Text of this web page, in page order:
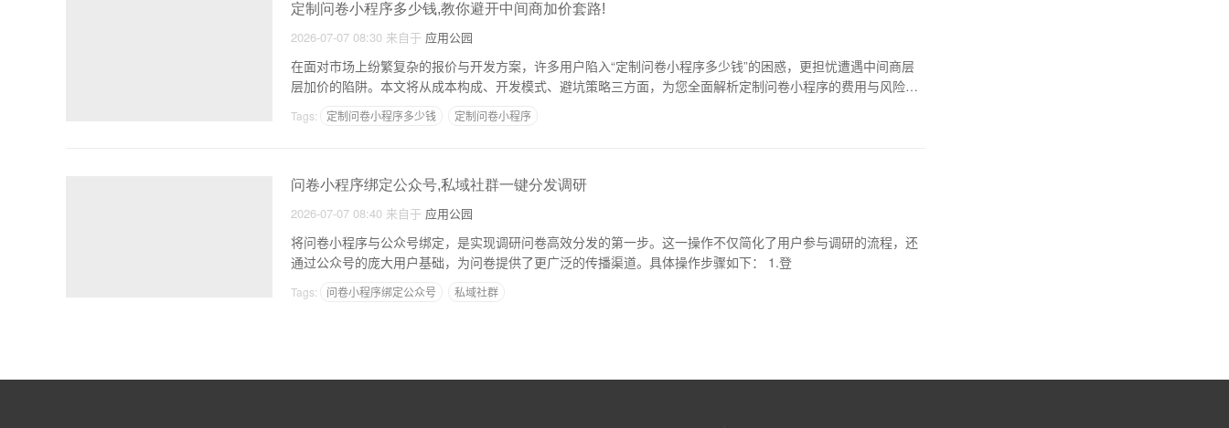
定制问卷小程序多少钱,教你避开中间商加价套路!
2026-07-07 08:30 来自于 应用公园
在面对市场上纷繁复杂的报价与开发方案，许多用户陷入“定制问卷小程序多少钱”的困惑，更担忧遭遇中间商层
层加价的陷阱。本文将从成本构成、开发模式、避坑策略三方面，为您全面解析定制问卷小程序的费用与风险防
Tags: 定制问卷小程序多少钱 定制问卷小程序
问卷小程序绑定公众号,私域社群一键分发调研
2026-07-07 08:40 来自于 应用公园
将问卷小程序与公众号绑定，是实现调研问卷高效分发的第一步。这一操作不仅简化了用户参与调研的流程，还
通过公众号的庞大用户基础，为问卷提供了更广泛的传播渠道。具体操作步骤如下： 1.登
Tags: 问卷小程序绑定公众号 私域社群